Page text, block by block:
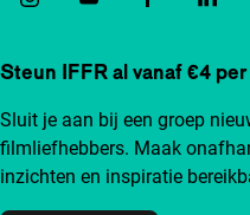
Steun IFFR al vanaf €4
Sluit je aan bij een groep
filmliefhebbers. Maak
inzichten en inspiratie